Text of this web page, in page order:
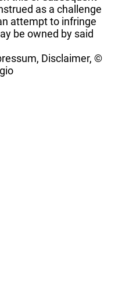
as a challenge
attempt to infringe
be owned by said
Disclaimer, ©